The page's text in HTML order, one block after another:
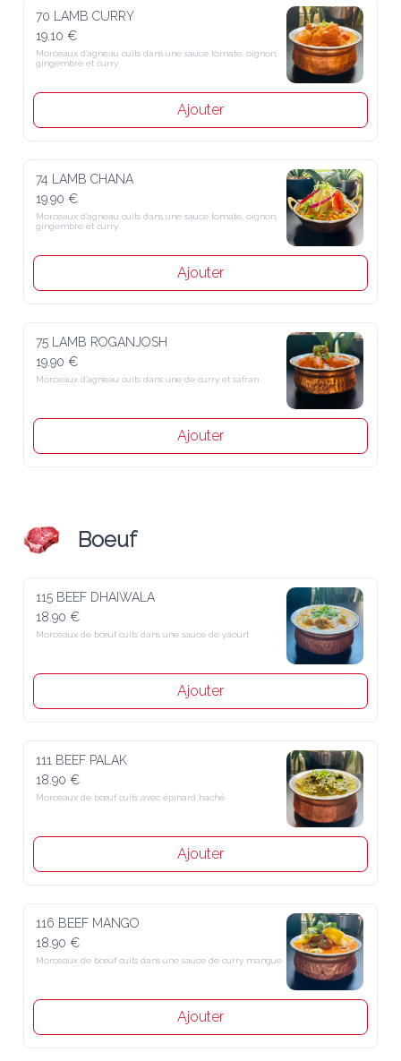
70 LAMB CURRY
19.10 €
Morceaux d’agneau cuits dans une sauce tomate, oignon,
gingembre et curry
Ajouter
74 LAMB CHANA
19.90 €
Morceaux d’agneau cuits dans une sauce tomate, oignon,
gingembre et curry
Ajouter
75 LAMB ROGANJOSH
19.90 €
Morceaux d’agneau cuits dans une de curry et safran
Ajouter
Boeuf
115 BEEF DHAIWALA
18.90 €
Morceaux de bœuf cuits dans une sauce de yaourt
Ajouter
111 BEEF PALAK
18.90 €
Morceaux de bœuf cuits avec épinard haché
Ajouter
116 BEEF MANGO
18.90 €
Morceaux de bœuf cuits dans une sauce de curry mangue
Ajouter